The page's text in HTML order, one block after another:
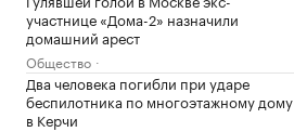
участнице «Дома-2» назначили
домашний арест
Общество
Два человека погибли при ударе
беспилотника по многоэтажному дому
в Керчи